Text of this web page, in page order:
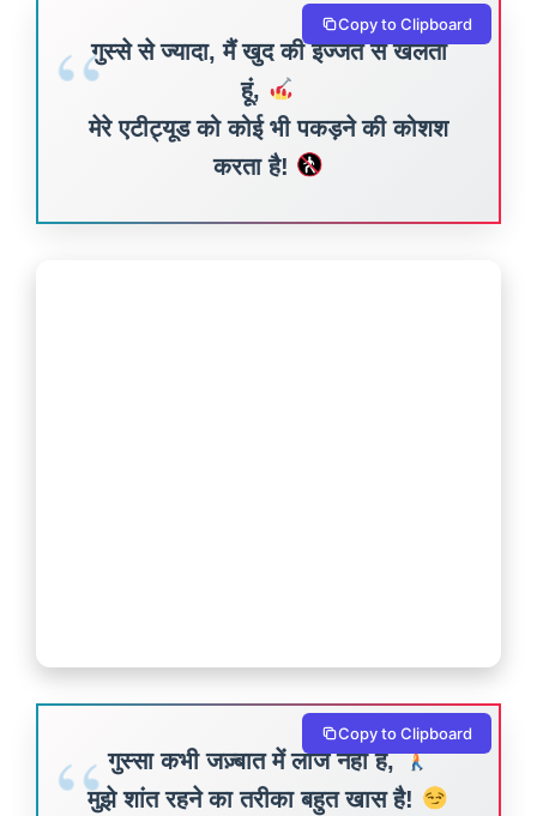
गुस्से से ज्यादा, मैं खुद की इज्जत से खेलती
हूं,
मेरे एटीट्यूड को कोई भी पकड़ने की कोशश
करता है!
Copy to Clipboard
गुस्सा कभी जज़्बात में लाज नहीं है,
मुझे शांत रहने का तरीका बहुत खास है!
Copy to Clipboard